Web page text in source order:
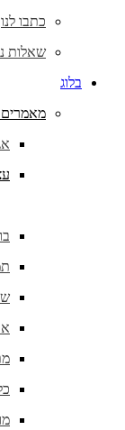
כתבו לנו
שאלות
בלוג
מאמרים